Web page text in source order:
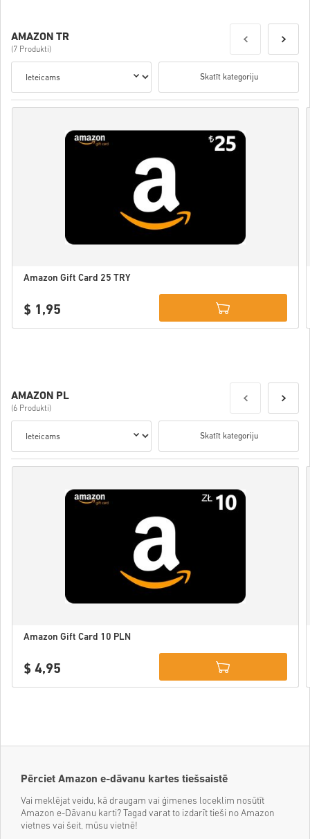
AMAZON TR
(7 Produkti)
Skatīt kategoriju
Amazon Gift Card 25 TRY
$ 1,95
AMAZON PL
(6 Produkti)
Skatīt kategoriju
Amazon Gift Card 10 PLN
$ 4,95
Pērciet Amazon e-dāvanu kartes tiešsaistē
Vai meklējat veidu, kā draugam vai ģimenes loceklim nosūtīt
Amazon e-Dāvanu karti? Tagad varat to izdarīt tieši no Amazon
vietnes vai šeit, mūsu vietnē!